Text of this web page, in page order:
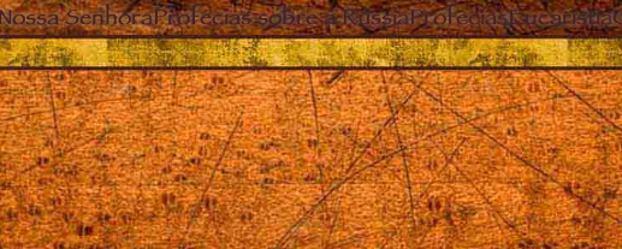
SenhoraProfecias sobre a RússiaProfeciasEucaristia